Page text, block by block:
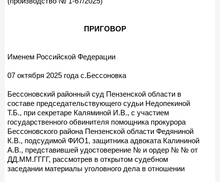
ПРИГОВОР
Именем Российской Федерации
07 октября 2025 года с.Бессоновка
Бессоновский районный суд Пензенской области в
составе председательствующего судьи Недопекиной
Т.Б., при секретаре Каляминой И.В., с участием
государственного обвинителя помощника прокурора
Бессоновского района Пензенской области Федяниной
К.В., подсудимой ФИО1, защитника адвоката Калининой
А.В., представившей удостоверение № и ордер № № от
ДД.ММ.ГГГГ, рассмотрев в открытом судебном
заседании материалы уголовного дела в отношении